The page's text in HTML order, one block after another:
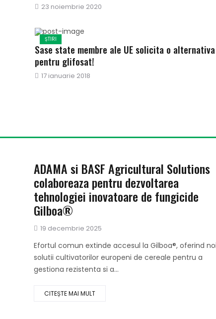
Publicat
23 noiembrie 2020
ȘTIRI
Sase state membre ale UE solicita o alternativa
pentru glifosat!
Publicat
17 ianuarie 2018
ADAMA si BASF Agricultural Solutions
colaboreaza pentru dezvoltarea
tehnologiei inovatoare de fungicide
Gilboa®
Publicat
19 decembrie 2025
Efortul comun extinde accesul la Gilboa®, oferind noi
solutii cultivatorilor europeni de cereale pentru a
gestiona rezistenta si a...
CITEȘTE MAI MULT